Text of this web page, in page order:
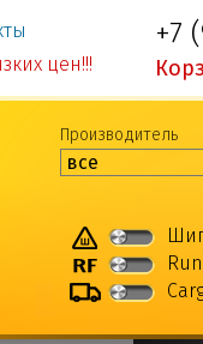
цен!!!
+7
Производитель